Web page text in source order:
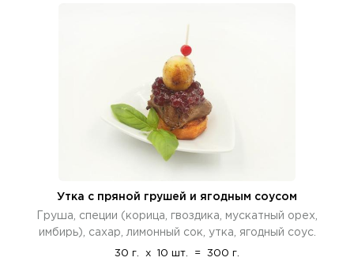
Утка с пряной грушей и ягодным соусом
Груша, специи (корица, гвоздика, мускатный орех,
имбирь), сахар, лимонный сок, утка, ягодный соус.
30 г. x 10 шт. = 300 г.